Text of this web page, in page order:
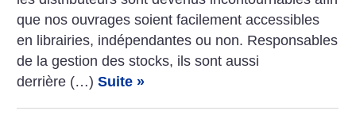
que nos ouvrages soient facilement accessibles
en librairies, indépendantes ou non. Responsables
de la gestion des stocks, ils sont aussi
derrière (…)Suite »